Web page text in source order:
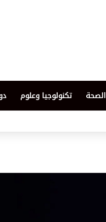
الصحة تكنولوجيا وعلوم